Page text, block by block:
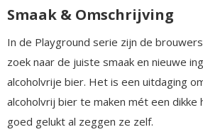
Smaak & Omschrijving
In de Playground serie zijn de
zoek naar de juiste smaak en nieuwe
alcoholvrije bier. Het is een uitdaging
alcoholvrij bier te maken mét een dikke
goed gelukt al zeggen ze zelf.